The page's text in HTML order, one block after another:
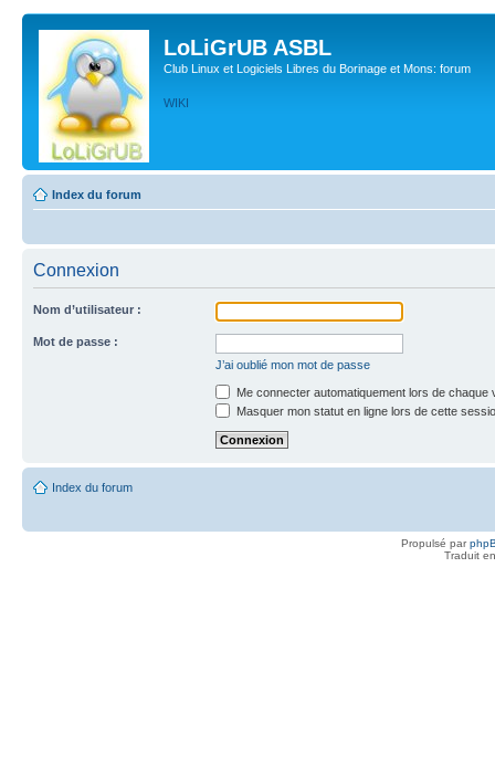
LoLiGrUB ASBL
Club Linux et Logiciels Libres du Borinage et Mons: forum
WIKI
Index du forum
Connexion
Nom d’utilisateur :
Mot de passe :
J’ai oublié mon mot de passe
Me connecter automatiquement lors de chaque
Masquer mon statut en ligne lors de cette
Index du forum
Propulsé par
Traduit